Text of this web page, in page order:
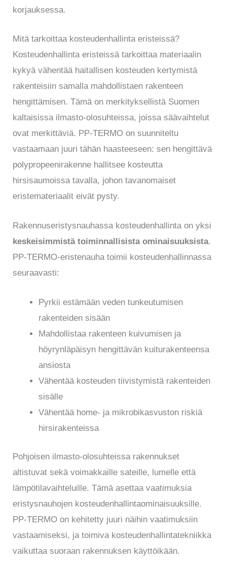
korjauksessa.
Mitä tarkoittaa kosteudenhallinta eristeissä?
Kosteudenhallinta eristeissä tarkoittaa materiaalin
kykyä vähentää haitallisen kosteuden kertymistä
rakenteisiin samalla mahdollistaen rakenteen
hengittämisen. Tämä on merkityksellistä Suomen
kaltaisissa ilmasto-olosuhteissa, joissa säävaihtelut
ovat merkittäviä. PP-TERMO on suunniteltu
vastaamaan juuri tähän haasteeseen: sen hengittävä
polypropeenirakenne hallitsee kosteutta
hirsisaumoissa tavalla, johon tavanomaiset
eristemateriaalit eivät pysty.
Rakennuseristysnauhassa kosteudenhallinta on yksi
keskeisimmistä toiminnallisista ominaisuuksista.
PP-TERMO-eristenauha toimii kosteudenhallinnassa
seuraavasti:
Pyrkii estämään veden tunkeutumisen
rakenteiden sisään
Mahdollistaa rakenteen kuivumisen ja
höyrynläpäisyn hengittävän kuiturakenteensa
ansiosta
Vähentää kosteuden tiivistymistä rakenteiden
sisälle
Vähentää home- ja mikrobikasvuston riskiä
hirsirakenteissa
Pohjoisen ilmasto-olosuhteissa rakennukset
altistuvat sekä voimakkaille sateille, lumelle että
lämpötilavaihteluille. Tämä asettaa vaatimuksia
eristysnauhojen kosteudenhallintaominaisuuksille.
PP-TERMO on kehitetty juuri näihin vaatimuksiin
vastaamiseksi, ja toimiva kosteudenhallintatekniikka
vaikuttaa suoraan rakennuksen käyttöikään.